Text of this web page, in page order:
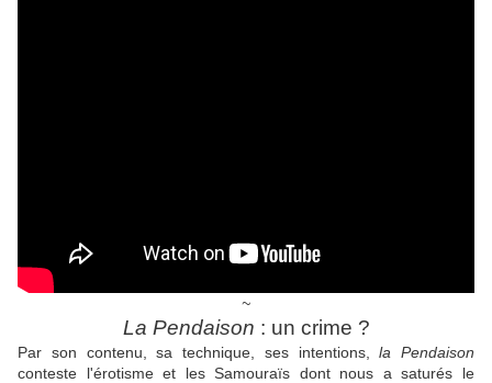
~
La Pendaison : un crime ?
Par son contenu, sa technique, ses intentions,la Pendaison
conteste l'érotisme et les Samouraïs dont nous a saturés le